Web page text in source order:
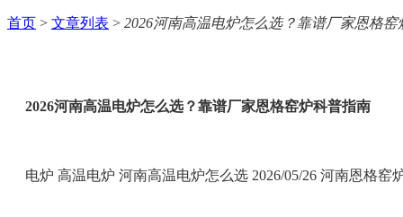
首页 > 文章列表 > 2026河南高温电炉怎么选？靠谱厂家恩格窑
2026河南高温电炉怎么选？靠谱厂家恩格窑炉科普指南
电炉 高温电炉 河南高温电炉怎么选 2026/05/26 河南恩格窑